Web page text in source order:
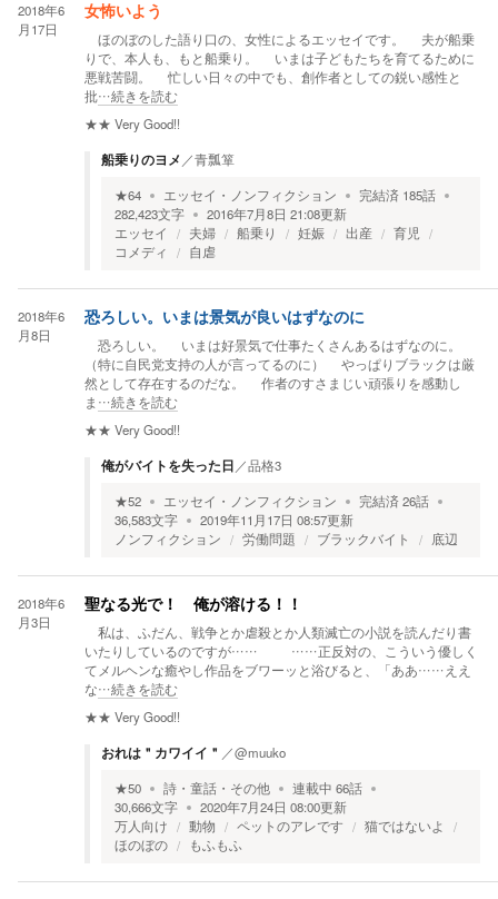
2018年6
月17日
女怖いよう
ほのぼのした語り口の、女性によるエッセイです。 夫が船乗
りで、本人も、もと船乗り。 いまは子どもたちを育てるために
悪戦苦闘。 忙しい日々の中でも、創作者としての鋭い感性と
批…続きを読む
★★ Very Good!!
船乗りのヨメ ／青瓢箪
★64 エッセイ・ノンフィクション 完結済 185話
282,423文字 2016年7月8日 21:08更新
エッセイ
夫婦 船乗り 妊娠 出産
育児
コメディ
自虐
2018年6
月8日
恐ろしい。いまは景気が良いはずなのに
恐ろしい。 いまは好景気で仕事たくさんあるはずなのに。
（特に自民党支持の人が言ってるのに） やっぱりブラックは厳
然として存在するのだな。 作者のすさまじい頑張りを感動し
ま …続きを読む
★★ Very Good!!
俺がバイトを失った日 ／品格3
★52 エッセイ・ノンフィクション 完結済26話
36,583文字 2019年11月17日 08:57更新
ノンフィクション
労働問題 ブラックバイト 底辺
2018年6
月3日
聖なる光で！ 俺が溶ける！！
私は、ふだん、戦争とか虐殺とか人類滅亡の小説を読んだり書
いたりしているのですが…… ……正反対の、こういう優しく
てメルヘンな癒やし作品をブワーッと浴びると、「ああ……ええ
な…続きを読む
★★ Very Good!!
おれは＂カワイイ＂ ／@muuko
★50 詩・童話・その他 連載中 66話
30,666文字 2020年7月24日 08:00更新
万人向け
動物 ペットのアレです
猫ではないよ
ほのぼの
もふもふ